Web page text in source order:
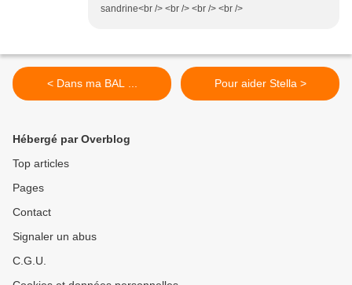
sandrine<br /> <br /> <br /> <br />
< Dans ma BAL ... Pour aider Stella >
Hébergé par Overblog
Top articles
Pages
Contact
Signaler un abus
C.G.U.